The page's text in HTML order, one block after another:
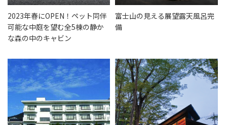
2023年春にOPEN！ペット同伴
可能な中庭を望む全5棟の静か
な森の中のキャビン
富士山の見える展望露天風呂完
備